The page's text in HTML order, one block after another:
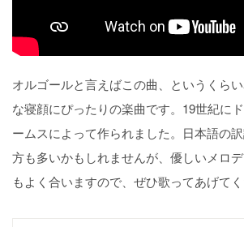
オルゴールと言えばこの曲、というくら
な寝顔にぴったりの楽曲です。19世紀に
ームスによって作られました。日本語の
方も多いかもしれませんが、優しいメロ
もよく合いますので、ぜひ歌ってあげてく